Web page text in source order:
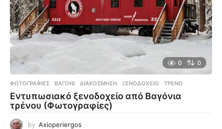
0 0
ΦΩΤΟΓΡΑΦΊΕΣ ΒΑΓΌΝΙ ,ΔΙΑΚΌΣΜΗΣΗ ,ΞΕΝΟΔΟΧΕΊΟ ,ΤΡΈΝΟ
Εντυπωσιακό ξενοδοχείο από Βαγόνια
τρένου (Φωτογραφίες)
by Axioperiergos